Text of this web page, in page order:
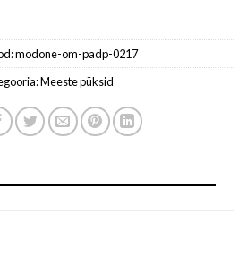
modone-om-padp-0217
Meeste püksid